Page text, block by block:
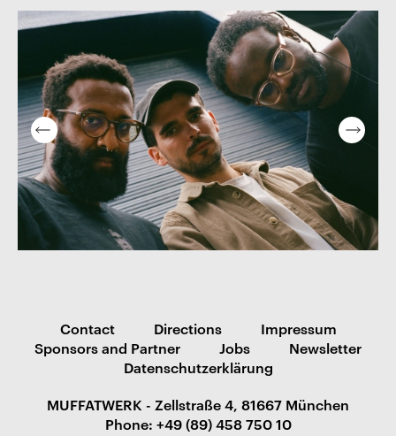
Contact Directions
Impressum
Sponsors and Partner
Jobs
Newsletter
Datenschutzerklärung
MUFFATWERK - Zellstraße 4, 81667 München
Phone: +49 (89) 458 750 10